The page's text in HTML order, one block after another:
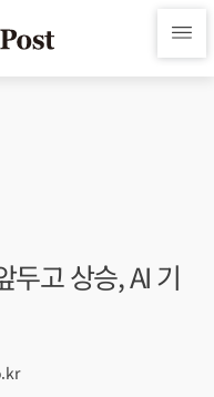
두고 상승, AI 기